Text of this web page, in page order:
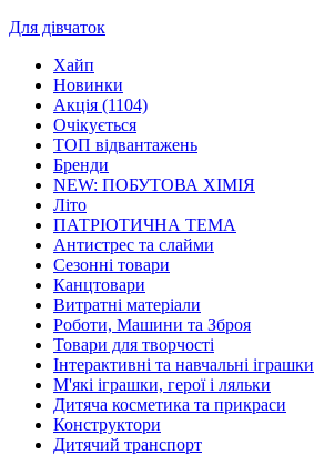
Для дівчаток
Хайп
Новинки
Акція (1104)
Очікується
ТОП відвантажень
Бренди
NEW: ПОБУТОВА ХІМІЯ
Літо
ПАТРІОТИЧНА ТЕМА
Антистрес та слайми
Сезонні товари
Канцтовари
Витратні матеріали
Роботи, Машини та Зброя
Товари для творчості
Інтерактивні та навчальні іграшки
М'які іграшки, герої і ляльки
Дитяча косметика та прикраси
Конструктори
Дитячий транспорт